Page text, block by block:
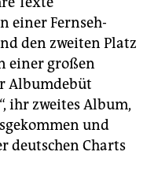
einer Fernseh-
den zweiten Platz
einer großen
Albumdebüt
ihr zweites Album,
und
deutschen Charts